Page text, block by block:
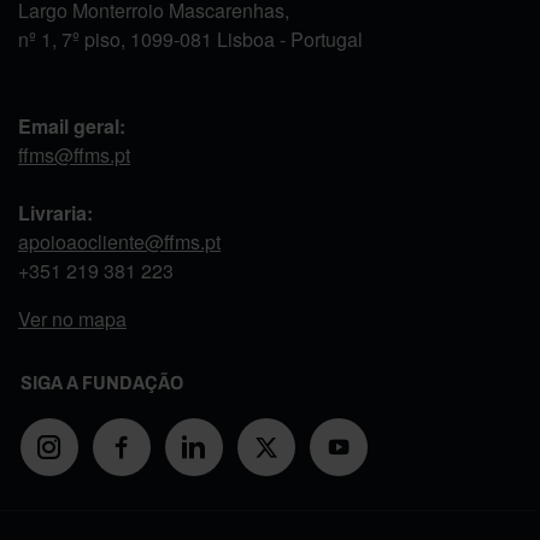
Largo Monterroio Mascarenhas,
nº 1, 7º piso, 1099-081 Lisboa - Portugal
Email geral:
ffms@ffms.pt
Livraria:
apoioaocliente@ffms.pt
+351 219 381 223
Ver no mapa
SIGA A FUNDAÇÃO